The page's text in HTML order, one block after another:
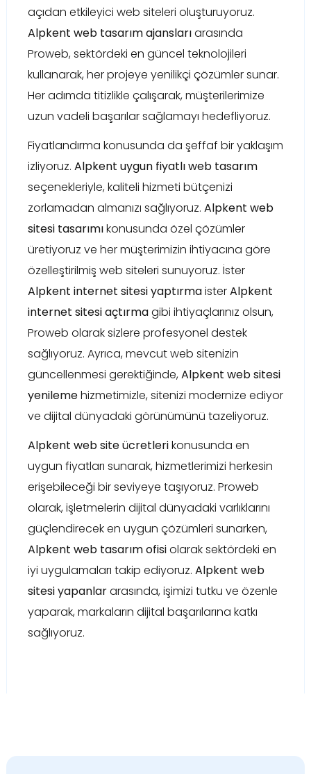
açıdan etkileyici web siteleri oluşturuyoruz.
Alpkent web tasarım ajanslarıarasında
Proweb, sektördeki en güncel teknolojileri
kullanarak, her projeye yenilikçi çözümler sunar.
Her adımda titizlikle çalışarak, müşterilerimize
uzun vadeli başarılar sağlamayı hedefliyoruz.
Fiyatlandırma konusunda da şeffaf bir yaklaşım
izliyoruz. Alpkent uygun fiyatlı web tasarım
seçenekleriyle, kaliteli hizmeti bütçenizi
zorlamadan almanızı sağlıyoruz. Alpkent web
sitesi tasarımıkonusunda özel çözümler
üretiyoruz ve her müşterimizin ihtiyacına göre
özelleştirilmiş web siteleri sunuyoruz. İster
Alpkent internet sitesi yaptırmaisterAlpkent
internet sitesi açtırmagibi ihtiyaçlarınız olsun,
Proweb olarak sizlere profesyonel destek
sağlıyoruz. Ayrıca, mevcut web sitenizin
güncellenmesi gerektiğinde,Alpkent web sitesi
yenilemehizmetimizle, sitenizi modernize ediyor
ve dijital dünyadaki görünümünü tazeliyoruz.
Alpkent web site ücretlerikonusunda en
uygun fiyatları sunarak, hizmetlerimizi herkesin
erişebileceği bir seviyeye taşıyoruz. Proweb
olarak, işletmelerin dijital dünyadaki varlıklarını
güçlendirecek en uygun çözümleri sunarken,
Alpkent web tasarım ofisiolarak sektördeki en
iyi uygulamaları takip ediyoruz. Alpkent web
sitesi yapanlararasında, işimizi tutku ve özenle
yaparak, markaların dijital başarılarına katkı
sağlıyoruz.